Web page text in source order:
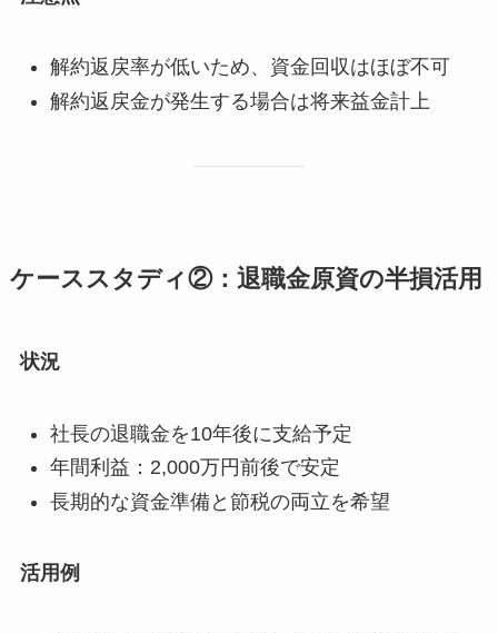
解約返戻率が低いため、資金回収はほぼ不可
解約返戻金が発生する場合は将来益金計上
ケーススタディ②：退職金原資の半損活用
状況
社長の退職金を10年後に支給予定
年間利益：2,000万円前後で安定
長期的な資金準備と節税の両立を希望
活用例